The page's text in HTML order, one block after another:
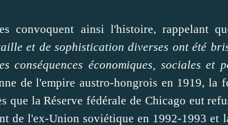
convoquent ainsi l'histoire, rappelant
et de sophistication diverses ont été
conséquences économiques, sociales et
de l'empire austro-hongrois en 1919, la
que la Réserve fédérale de Chicago eut
de l'ex-Union soviétique en 1992-1993 et